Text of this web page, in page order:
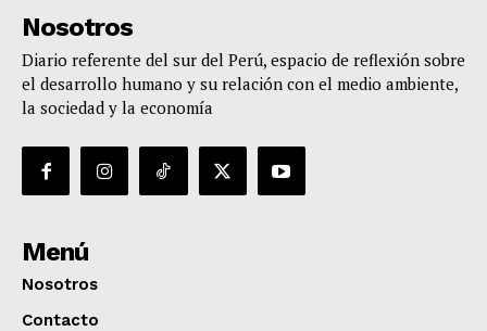
Nosotros
Diario referente del sur del Perú, espacio de reflexión sobre
el desarrollo humano y su relación con el medio ambiente,
la sociedad y la economía
Menú
Nosotros
Contacto